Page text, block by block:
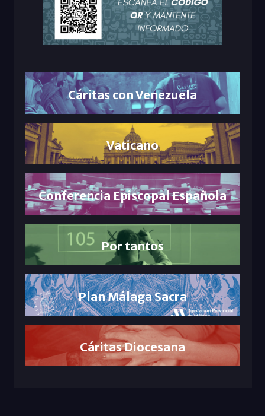
Cáritas con Venezuela
Vaticano
Conferencia Episcopal Española
Por tantos
Plan Málaga Sacra
Cáritas Diocesana